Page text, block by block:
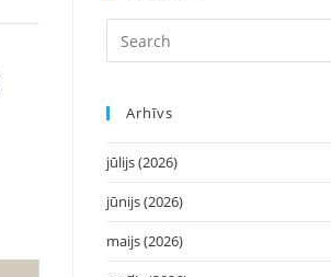
Arhīvs
jūlijs (2026)
jūnijs (2026)
maijs (2026)